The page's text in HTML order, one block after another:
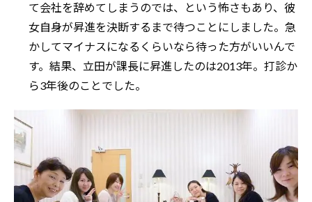
て会社を辞めてしまうのでは、という怖さもあり、彼
女自身が昇進を決断するまで待つことにしました。急
かしてマイナスになるくらいなら待った方がいいんで
す。結果、立田が課長に昇進したのは2013年。打診か
ら3年後のことでした。